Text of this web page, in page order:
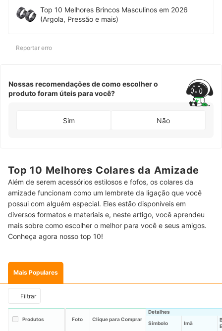
Top 10 Melhores Brincos Masculinos em 2026
(Argola, Pressão e mais)
Reportar erro
Nossas recomendações de como escolher o
produto foram úteis para você?
Sim Não
Top 10 Melhores Colares da Amizade
Além de serem acessórios estilosos e fofos, os colares da
amizade funcionam como um lembrete da ligação que você
possui com alguém especial. Eles estão disponíveis em
diversos formatos e materiais e, neste artigo, você aprendeu
mais sobre como escolher o melhor para você e seus amigos.
Conheça agora nosso top 10!
Mais Populares
Filtrar
Produtos Foto Clique para Comprar
Detalhes
Símbolo
Imã